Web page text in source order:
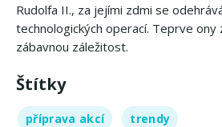
Rudolfa II., za jejími zdmi se
technologických operací. Teprve ony
zábavnou záležitost.
Štítky
příprava akcí trendy